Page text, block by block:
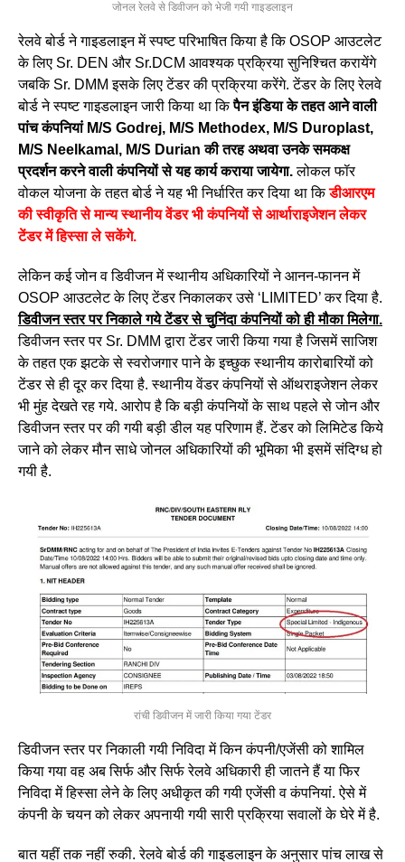
जोनल रेलवे से डिवीजन को भेजी गयी गाइडलाइन
रेलवे बोर्ड ने गाइडलाइन में स्पष्ट परिभाषित किया है कि OSOP आउटलेट
के लिए Sr. DEN और Sr.DCM आवश्यक प्रक्रिया सुनिश्चित करायेंगे
जबकि Sr. DMM इसके लिए टेंडर की प्रक्रिया करेंगे. टेंडर के लिए रेलवे
बोर्ड ने स्पष्ट गाइडलाइन जारी किया था किपैन इंडिया के तहत आने वाली
पांच कंपनियां M/S Godrej, M/S Methodex, M/S Duroplast,
M/S Neelkamal, M/S Durian की तरह अथवा उनके समकक्ष
प्रदर्शन करने वाली कंपनियों से यह कार्य कराया जायेगा.लोकल फॉर
वोकल योजना के तहत बोर्ड ने यह भी निर्धारित कर दिया था किडीआरएम
की स्वीकृति से मान्य स्थानीय वेंडर भी कंपनियों से आर्थाराइजेशन लेकर
टेंडर में हिस्सा ले सकेंगे.
लेकिन कई जोन व डिवीजन में स्थानीय अधिकारियों ने आनन-फानन में
OSOP आउटलेट के लिए टेंडर निकालकर उसे ‘LIMITED’ कर दिया है.
डिवीजन स्तर पर निकाले गये टेंडर से चुनिंदा कंपनियों को ही मौका मिलेगा.
डिवीजन स्तर पर Sr. DMM द्वारा टेंडर जारी किया गया है जिसमें साजिश
के तहत एक झटके से स्वरोजगार पाने के इच्छुक स्थानीय कारोबारियों को
टेंडर से ही दूर कर दिया है. स्थानीय वेंडर कंपनियों से ऑथराइजेशन लेकर
भी मुंह देखते रह गये. आरोप है कि बड़ी कंपनियों के साथ पहले से जोन और
डिवीजन स्तर पर की गयी बड़ी डील यह परिणाम हैं. टेंडर को लिमिटेड किये
जाने को लेकर मौन साधे जोनल अधिकारियों की भूमिका भी इसमें संदिग्ध हो
गयी है.
रांची डिवीजन में जारी किया गया टेंडर
डिवीजन स्तर पर निकाली गयी निविदा में किन कंपनी/एजेंसी को शामिल
किया गया वह अब सिर्फ और सिर्फ रेलवे अधिकारी ही जातने हैं या फिर
निविदा में हिस्सा लेने के लिए अधीकृत की गयी एजेंसी व कंपनियां. ऐसे में
कंपनी के चयन को लेकर अपनायी गयी सारी प्रक्रिया सवालों के घेरे में है.
बात यहीं तक नहीं रुकी. रेलवे बोर्ड की गाइडलाइन के अनुसार पांच लाख से